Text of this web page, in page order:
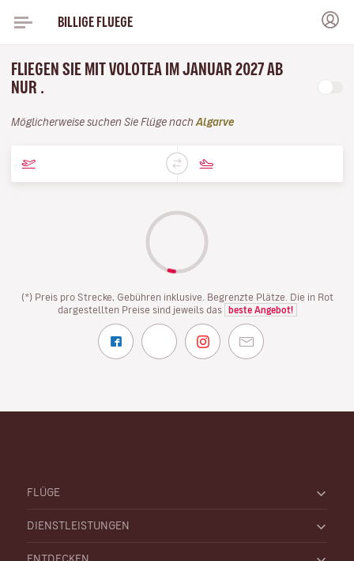
BILLIGE FLUEGE
FLIEGEN SIE MIT VOLOTEA IM JANUAR 2027 AB
NUR .
Möglicherweise suchen Sie Flüge nach Algarve
(*) Preis pro Strecke, Gebühren inklusive. Begrenzte Plätze. Die in Rot
dargestellten Preise sind jeweils das
beste Angebot!
FLÜGE
DIENSTLEISTUNGEN